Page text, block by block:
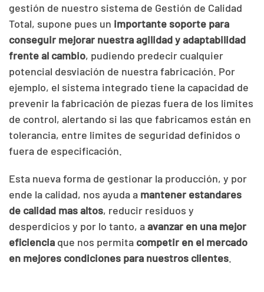
gestión de nuestro sistema de Gestión de Calidad
Total, supone pues un importante soporte para
conseguir mejorar nuestra agilidad y adaptabilidad
frente al cambio, pudiendo predecir cualquier
potencial desviación de nuestra fabricación. Por
ejemplo, el sistema integrado tiene la capacidad de
prevenir la fabricación de piezas fuera de los limites
de control, alertando si las que fabricamos están en
tolerancia, entre limites de seguridad definidos o
fuera de especificación.
Esta nueva forma de gestionar la producción, y por
ende la calidad, nos ayuda a mantener estandares
de calidad mas altos, reducir residuos y
desperdicios y por lo tanto, aavanzar en una mejor
eficiencia que nos permita competir en el mercado
en mejores condiciones para nuestros clientes